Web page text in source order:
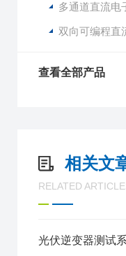
多通道直流电
双向可编程直
查看全部产品
相关文
RELATED